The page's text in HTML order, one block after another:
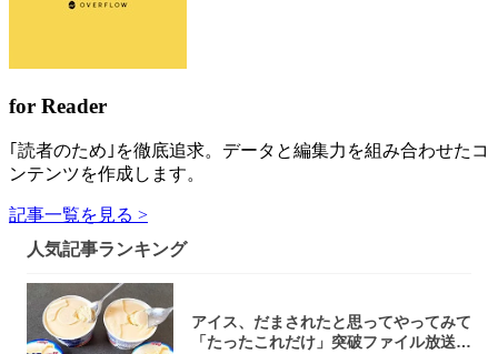
for Reader
｢読者のため｣を徹底追求。データと編集力を組み合わせたコ
ンテンツを作成します。
記事一覧を見る >
人気記事ランキング
アイス、だまされたと思ってやってみて
「たったこれだけ」突破ファイル放送で